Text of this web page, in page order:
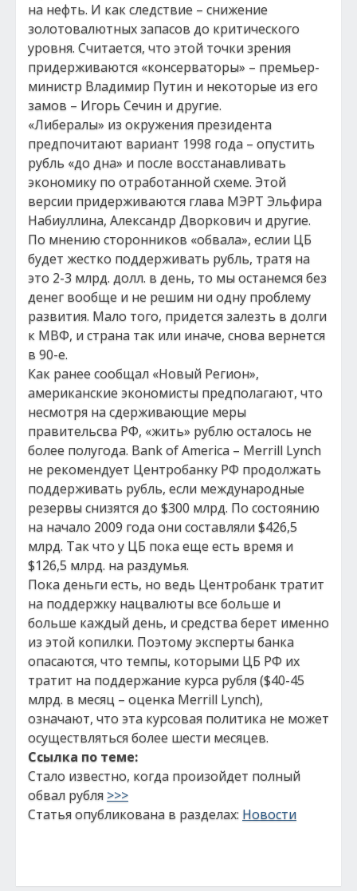
на нефть. И как следствие – снижение
золотовалютных запасов до критического
уровня. Считается, что этой точки зрения
придерживаются «консерваторы» – премьер-
министр Владимир Путин и некоторые из его
замов – Игорь Сечин и другие.
«Либералы» из окружения президента
предпочитают вариант 1998 года – опустить
рубль «до дна» и после восстанавливать
экономику по отработанной схеме. Этой
версии придерживаются глава МЭРТ Эльфира
Набиуллина, Александр Дворкович и другие.
По мнению сторонников «обвала», еслии ЦБ
будет жестко поддерживать рубль, тратя на
это 2-3 млрд. долл. в день, то мы останемся без
денег вообще и не решим ни одну проблему
развития. Мало того, придется залезть в долги
к МВФ, и страна так или иначе, снова вернется
в 90-е.
Как ранее сообщал «Новый Регион»,
американские экономисты предполагают, что
несмотря на сдерживающие меры
правительсва РФ, «жить» рублю осталось не
более полугода. Bank of America – Merrill Lynch
не рекомендует Центробанку РФ продолжать
поддерживать рубль, если международные
резервы снизятся до $300 млрд. По состоянию
на начало 2009 года они составляли $426,5
млрд. Так что у ЦБ пока еще есть время и
$126,5 млрд. на раздумья.
Пока деньги есть, но ведь Центробанк тратит
на поддержку нацвалюты все больше и
больше каждый день, и средства берет именно
из этой копилки. Поэтому эксперты банка
опасаются, что темпы, которыми ЦБ РФ их
тратит на поддержание курса рубля ($40-45
млрд. в месяц – оценка Merrill Lynch),
означают, что эта курсовая политика не может
осуществляться более шести месяцев.
Ссылка по теме:
Стало известно, когда произойдет полный
обвал рубля >>>
Статья опубликована в разделах: Новости